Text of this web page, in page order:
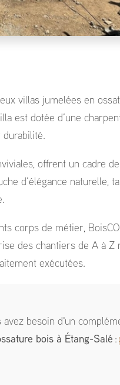
villas jumelées en
est dotée d’une
durabilité.
offrent un cadre
d’élégance naturelle,
corps de métier,
des chantiers de A à Z
exécutées.
besoin d'un
bois à Étang-Salé :